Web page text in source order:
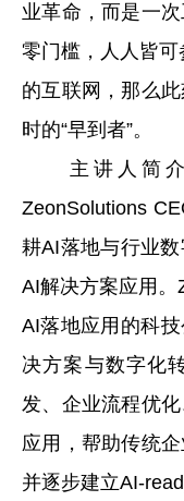
业革命，而是一
零门槛，人人皆
的互联网，那么
时的“早到者”。
主讲人简介
ZeonSolutions
耕AI落地与行业
AI解决方案应用
AI落地应用的科
决方案与数字化
发、企业流程优
应用，帮助传统
并逐步建立AI-